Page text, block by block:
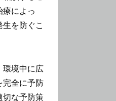
療によっ
を防ぐこ
環境中に広
完全に予防
切な予防策